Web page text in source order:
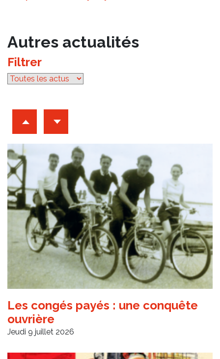
Autres actualités
Filtrer
Archives d'articles
Les congés payés : une conquête
ouvrière
Jeudi 9 juillet 2026